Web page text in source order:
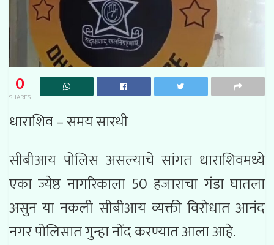
0
SHARES
धाराशिव – समय सारथी
सीबीआय पोलिस असल्याचे सांगत धाराशिवमध्ये
एका ज्येष्ठ नागरिकाला 50 हजाराचा गंडा घातला
असुन या नकली सीबीआय व्यक्ती विरोधात आनंद
नगर पोलिसात गुन्हा नोंद करण्यात आला आहे.